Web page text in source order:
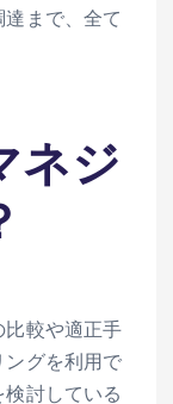
まで、全て
ネジ
比較や適正手
グを利用で
討している